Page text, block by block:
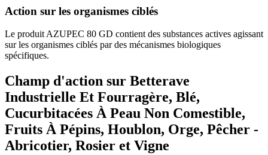
Action sur les organismes ciblés
Le produit AZUPEC 80 GD contient des substances actives agissant
sur les organismes ciblés par des mécanismes biologiques
spécifiques.
Champ d'action sur Betterave
Industrielle Et Fourragère, Blé,
Cucurbitacées À Peau Non Comestible,
Fruits À Pépins, Houblon, Orge, Pêcher -
Abricotier, Rosier et Vigne